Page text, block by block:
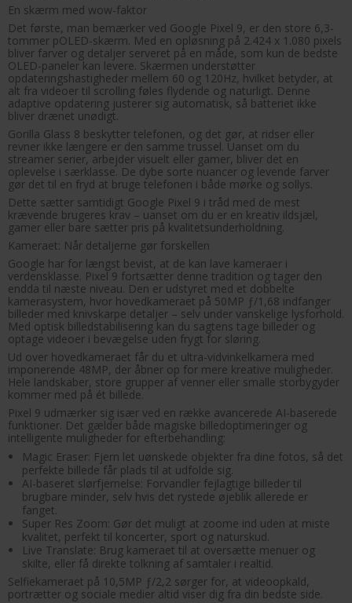
En skærm med wow-faktor
Det første, man bemærker ved Google Pixel 9, er den store 6,3-
tommer pOLED-skærm. Med en opløsning på 2.424 x 1.080 pixels
bliver farver og detaljer serveret på en måde, som kun de bedste
OLED-paneler kan levere. Skærmen understøtter
opdateringshastigheder mellem 60 og 120Hz, hvilket betyder, at
alt fra videoer til scrolling føles flydende og naturligt. Denne
adaptive opdatering justerer sig automatisk, så batteriet ikke
bliver drænet unødigt.
Gorilla Glass 8 beskytter telefonen, og det gør, at ridser eller
revner ikke længere er den samme trussel. Uanset om du
streamer serier, arbejder visuelt eller gamer, bliver det en
oplevelse i særklasse. De dybe sorte nuancer og levende farver
gør det til en fryd at bruge telefonen i både mørke og sollys.
Dette sætter samtidigt Google Pixel 9 i tråd med de mest
krævende brugeres krav – uanset om du er en kreativ ildsjæl,
gamer eller bare sætter pris på kvalitetsunderholdning.
Kameraet: Når detaljerne gør forskellen
Google har for længst bevist, at de kan lave kameraer i
verdensklasse. Pixel 9 fortsætter denne tradition og tager den
endda til næste niveau. Den er udstyret med et dobbelte
kamerasystem, hvor hovedkameraet på 50MP ƒ/1,68 indfanger
billeder med knivskarpe detaljer – selv under vanskelige lysforhold.
Med optisk billedstabilisering kan du sagtens tage billeder og
optage videoer i bevægelse uden frygt for sløring.
Ud over hovedkameraet får du et ultra-vidvinkelkamera med
imponerende 48MP, der åbner op for mere kreative muligheder.
Hele landskaber, store grupper af venner eller smalle storbygyder
kommer med på ét billede.
Pixel 9 udmærker sig især ved en række avancerede AI-baserede
funktioner. Det gælder både magiske billedoptimeringer og
intelligente muligheder for efterbehandling:
Magic Eraser: Fjern let uønskede objekter fra dine fotos, så det
perfekte billede får plads til at udfolde sig.
AI-baseret slørfjernelse: Forvandler fejlagtige billeder til
brugbare minder, selv hvis det rystede øjeblik allerede er
fanget.
Super Res Zoom: Gør det muligt at zoome ind uden at miste
kvalitet, perfekt til koncerter, sport og naturskud.
Live Translate: Brug kameraet til at oversætte menuer og
skilte, eller få direkte tolkning af samtaler i realtid.
Selfiekameraet på 10,5MP ƒ/2,2 sørger for, at videoopkald,
portrætter og sociale medier altid viser dig fra din bedste side.